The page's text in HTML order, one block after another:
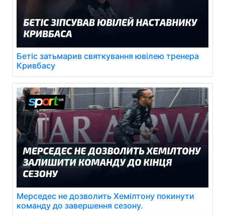
Бетіс затьмарив святкування ювілею тренера
Кривбасу
Мерседес не дозволить Хемілтону покинути
команду до завершення сезону.